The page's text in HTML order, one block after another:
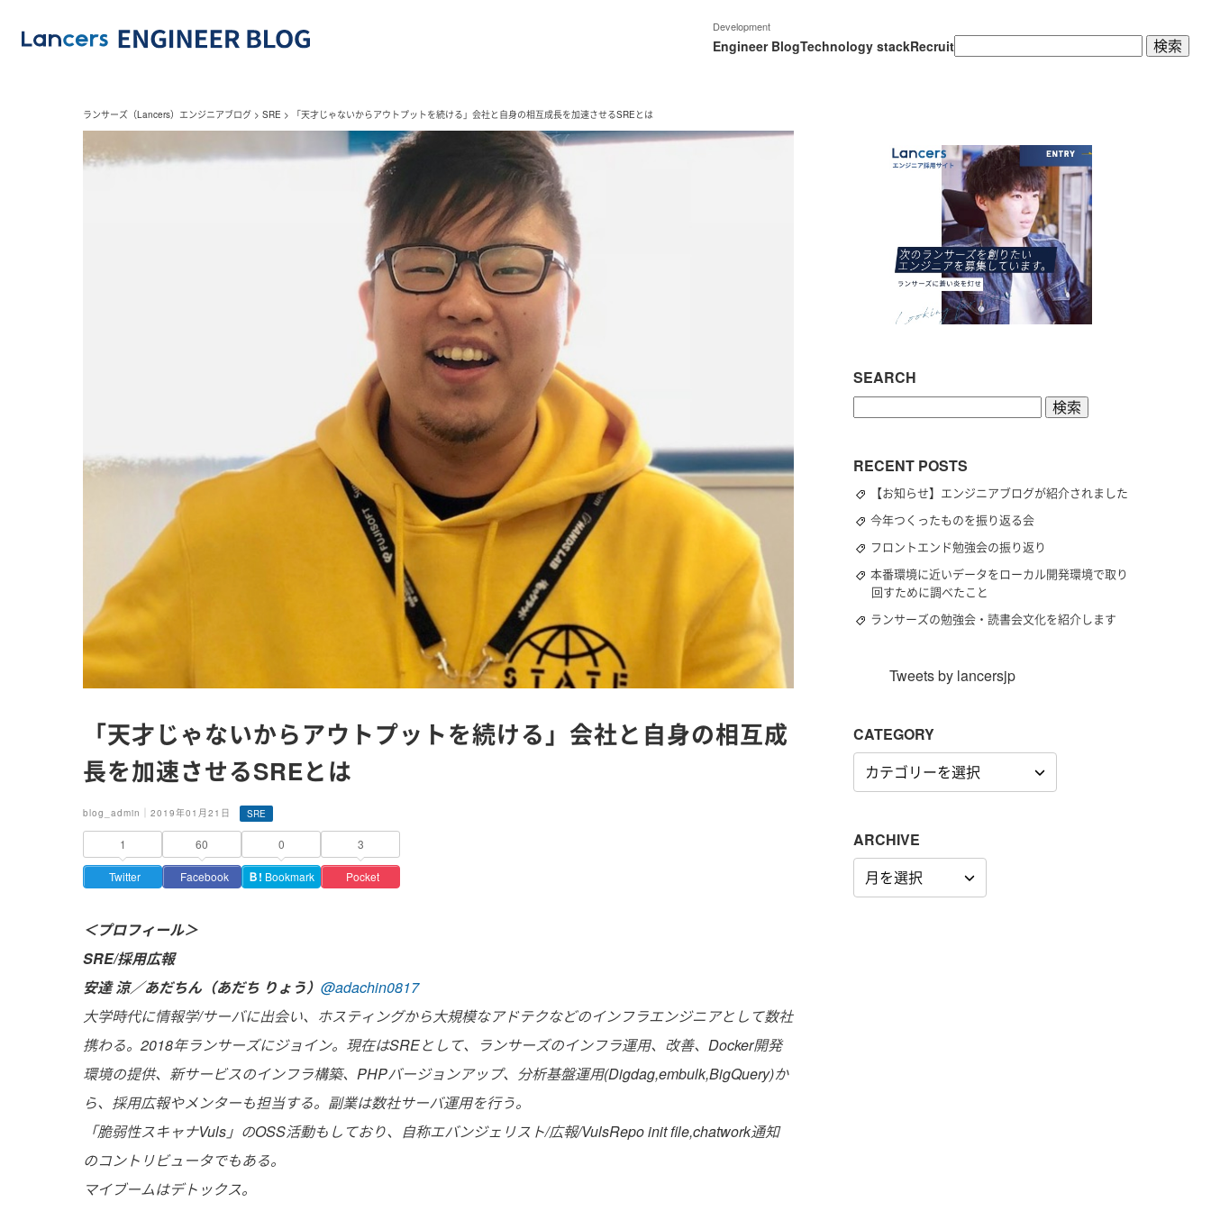
Development
Engineer BlogTechnology stackRecruit検
索:
ランサーズ（Lancers）エンジニアブログ > SRE > 「天才じゃないからアウトプットを続ける」会社と自身の相互成長を加速させるSREとは
「天才じゃないからアウトプットを続ける」会社と自身の相互成
長を加速させるSREとは
blog_admin｜2019年01月21日 SRE
1
Twitter
60
Facebook
0
Ｂ! Bookmark
3
Pocket
＜プロフィール＞
SRE/採用広報
安達 涼／あだちん（あだち りょう） @adachin0817
大学時代に情報学/サーバに出会い、ホスティングから大規模なアドテクなどのインフラエンジニアとして数社
携わる。2018年ランサーズにジョイン。現在はSREとして、ランサーズのインフラ運用、改善、Docker開発
環境の提供、新サービスのインフラ構築、PHPバージョンアップ、分析基盤運用(Digdag,embulk,BigQuery)か
ら、採用広報やメンターも担当する。副業は数社サーバ運用を行う。
「脆弱性スキャナVuls」のOSS活動もしており、自称エバンジェリスト/広報/VulsRepo init file,chatwork通知
のコントリビュータでもある。
マイブームはデトックス。
SEARCH
RECENT POSTS
【お知らせ】エンジニアブログが紹介されました
今年つくったものを振り返る会
フロントエンド勉強会の振り返り
本番環境に近いデータをローカル開発環境で取り
回すために調べたこと
ランサーズの勉強会・読書会文化を紹介します
Tweets by lancersjp
CATEGORY
CATEGORY
ARCHIVE
ARCHIVE